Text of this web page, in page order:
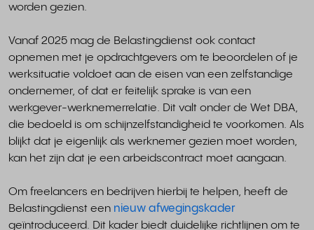
worden gezien.
Vanaf 2025 mag de Belastingdienst ook contact
opnemen met je opdrachtgevers om te beoordelen of je
werksituatie voldoet aan de eisen van een zelfstandige
ondernemer, of dat er feitelijk sprake is van een
werkgever-werknemerrelatie. Dit valt onder de Wet DBA,
die bedoeld is om schijnzelfstandigheid te voorkomen. Als
blijkt dat je eigenlijk als werknemer gezien moet worden,
kan het zijn dat je een arbeidscontract moet aangaan.
Om freelancers en bedrijven hierbij te helpen, heeft de
Belastingdienst een nieuw afwegingskader
geïntroduceerd. Dit kader biedt duidelijke richtlijnen om te